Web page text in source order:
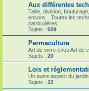
Aux différentes
Taille, division,
encore... Toutes les
particulières.
Sujets : 609
Permaculture
Art de vivre et/ou Art de
Sujets : 20
Lois et
Un autre aspect du jardin
Sujets : 22